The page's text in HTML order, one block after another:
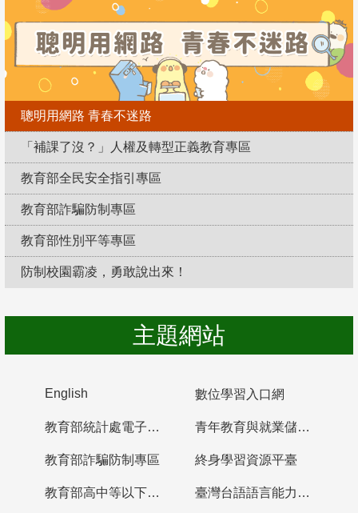
聰明用網路 青春不迷路
「補課了沒？」人權及轉型正義教育專區
教育部全民安全指引專區
教育部詐騙防制專區
教育部性別平等專區
防制校園霸凌，勇敢說出來！
主題網站
English 數位學習入口網
教育部統計處電子書櫃 青年教育與就業儲蓄帳戶
教育部詐騙防制專區 終身學習資源平臺
教育部高中等以下學校及幼兒園教師資格檢定考試 臺灣台語語言能力認證網站